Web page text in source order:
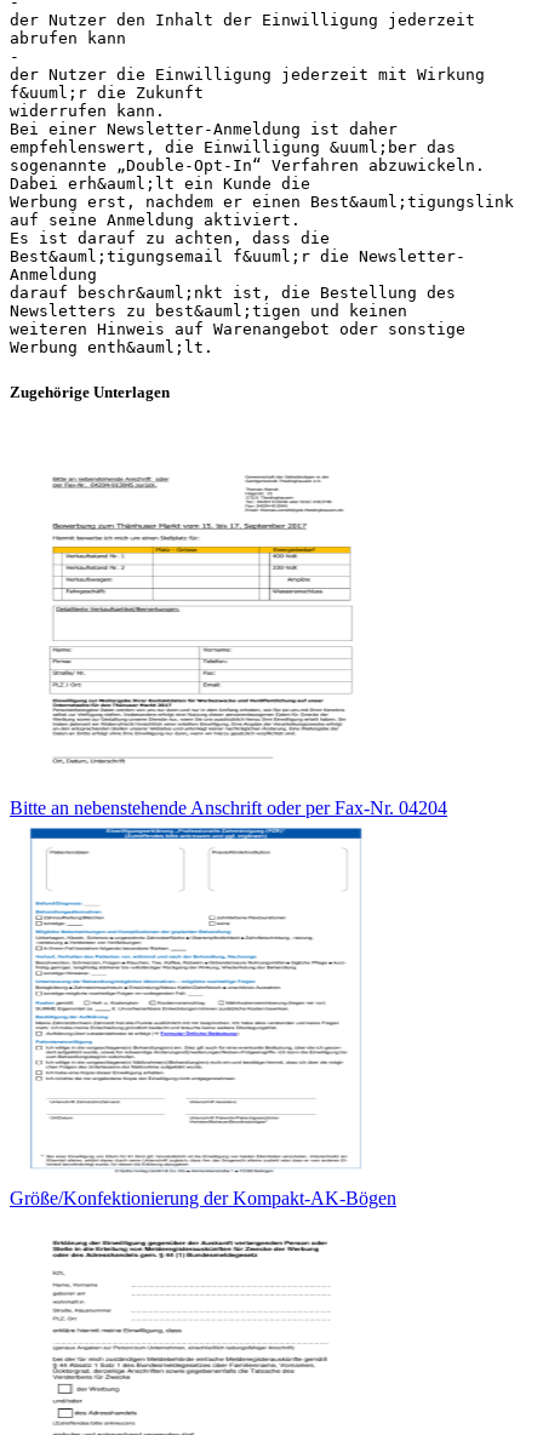
der Nutzer den Inhalt der Einwilligung jederzeit
abrufen kann
-
der Nutzer die Einwilligung jederzeit mit Wirkung
f&uuml;r die Zukunft
widerrufen kann.
Bei einer Newsletter-Anmeldung ist daher
empfehlenswert, die Einwilligung &uuml;ber das
sogenannte „Double-Opt-In“ Verfahren abzuwickeln.
Dabei erh&auml;lt ein Kunde die
Werbung erst, nachdem er einen Best&auml;tigungslink
auf seine Anmeldung aktiviert.
Es ist darauf zu achten, dass die
Best&auml;tigungsemail f&uuml;r die Newsletter-
Anmeldung
darauf beschr&auml;nkt ist, die Bestellung des
Newsletters zu best&auml;tigen und keinen
weiteren Hinweis auf Warenangebot oder sonstige
Zugehörige Unterlagen
Bitte an nebenstehende Anschrift oder per Fax-Nr. 04204
Größe/Konfektionierung der Kompakt-AK-Bögen